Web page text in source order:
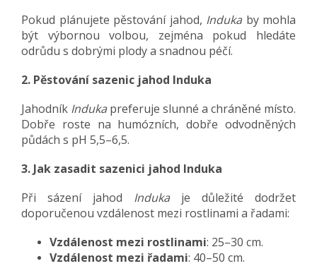
Pokud plánujete pěstování jahod, Induka by mohla
být výbornou volbou, zejména pokud hledáte
odrůdu s dobrými plody a snadnou péčí.
2. Pěstování sazenic jahod Induka
Jahodník Induka preferuje slunné a chráněné místo.
Dobře roste na humózních, dobře odvodněných
půdách s pH 5,5–6,5.
3. Jak zasadit sazenici jahod Induka
Při sázení jahod Induka je důležité dodržet
doporučenou vzdálenost mezi rostlinami a řadami:
Vzdálenost mezi rostlinami: 25–30 cm.
Vzdálenost mezi řadami: 40–50 cm.